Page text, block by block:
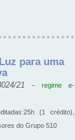
para uma
21 -
regime e-
(1 crédito),
do Grupo 510